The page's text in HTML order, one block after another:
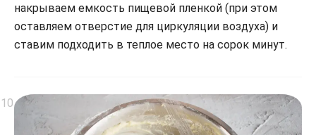
накрываем емкость пищевой пленкой (при этом
оставляем отверстие для циркуляции воздуха) и
ставим подходить в теплое место на сорок минут.